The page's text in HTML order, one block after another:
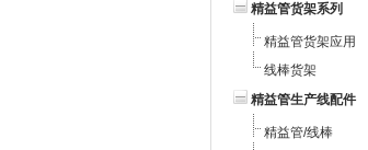
精益管货架系列
精益管货架应用
线棒货架
精益管生产线配件
精益管/线棒